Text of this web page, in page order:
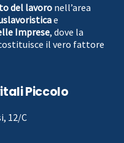
del lavoro nell’area
e
Imprese, dove la
il vero fattore
Piccolo
12/C